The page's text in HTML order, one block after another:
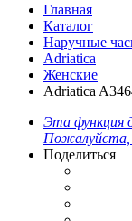
Главная
Каталог
Наручные
Adriatica
Женские
Adriatica
Эта функция
Пожалуйста,
Поделиться